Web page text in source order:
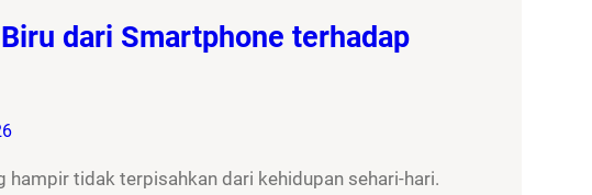
dari Smartphone terhadap
hampir tidak terpisahkan dari kehidupan sehari-hari.